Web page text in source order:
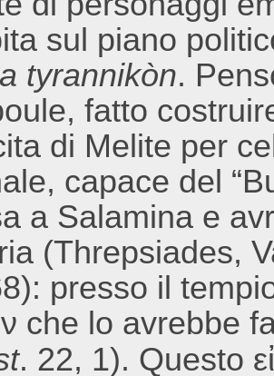
sul piano
tyrannikòn.
fatto
di Melite per
capace del
a Salamina e
(Threpsiades,
presso il
che lo avrebbe
. 22, 1). Questo